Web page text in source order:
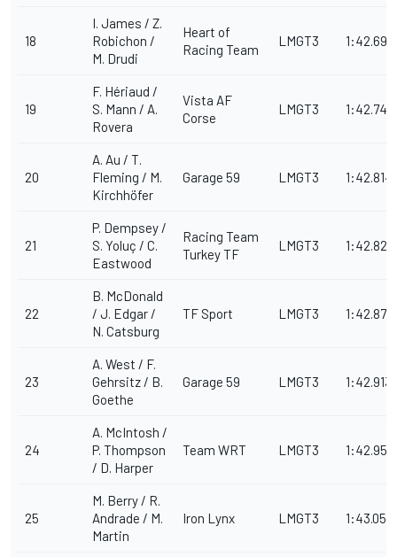
18
I. James / Z.
Robichon /
M. Drudi
Heart of
Racing Team
LMGT3 1:42.698
19
F. Hériaud /
S. Mann / A.
Rovera
Vista AF
Corse
LMGT3 1:42.749
20
A. Au / T.
Fleming / M.
Kirchhöfer
Garage 59 LMGT3 1:42.814
21
P. Dempsey /
S. Yoluç / C.
Eastwood
Racing Team
Turkey TF
LMGT3 1:42.826
22
B. McDonald
/ J. Edgar /
N. Catsburg
TF Sport LMGT3 1:42.876
23
A. West / F.
Gehrsitz / B.
Goethe
Garage 59 LMGT3 1:42.913
24
A. McIntosh /
P. Thompson
/ D. Harper
Team WRT LMGT3 1:42.959
25
M. Berry / R.
Andrade / M.
Martin
Iron Lynx LMGT3 1:43.051